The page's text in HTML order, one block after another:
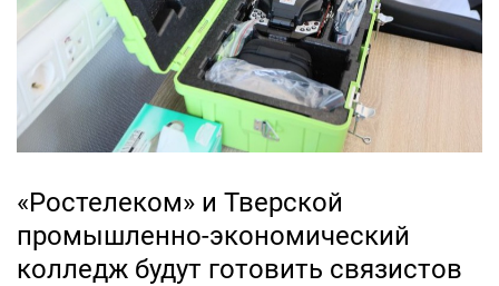
«Ростелеком» и Тверской
промышленно-экономический
колледж будут готовить связистов